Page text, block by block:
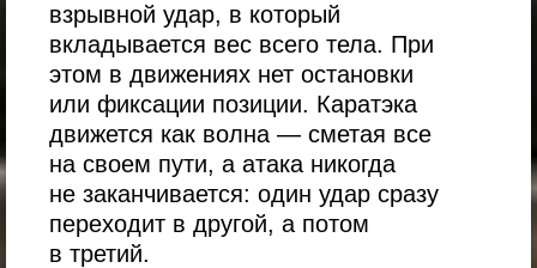
взрывной удар, в который
вкладывается вес всего тела. При
этом в движениях нет остановки
или фиксации позиции. Каратэка
движется как волна — сметая все
на своем пути, а атака никогда
не заканчивается: один удар сразу
переходит в другой, а потом
в третий.